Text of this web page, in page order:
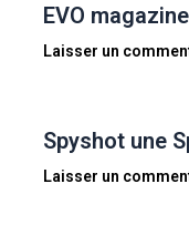
EVO
Laisser un
Spyshot une
Laisser un